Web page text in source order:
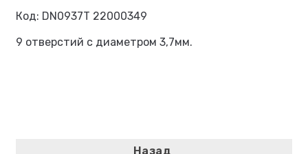
Код: DN0937T 22000349
9 отверстий с диаметром 3,7мм.